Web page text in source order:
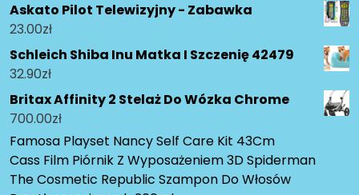
Askato Pilot Telewizyjny - Zabawka
23.00zł
Schleich Shiba Inu Matka I Szczenię 42479
32.90zł
Britax Affinity 2 Stelaż Do Wózka Chrome
700.00zł
Famosa Playset Nancy Self Care Kit 43Cm
Cass Film Piórnik Z Wyposażeniem 3D Spiderman
The Cosmetic Republic Szampon Do Włosów